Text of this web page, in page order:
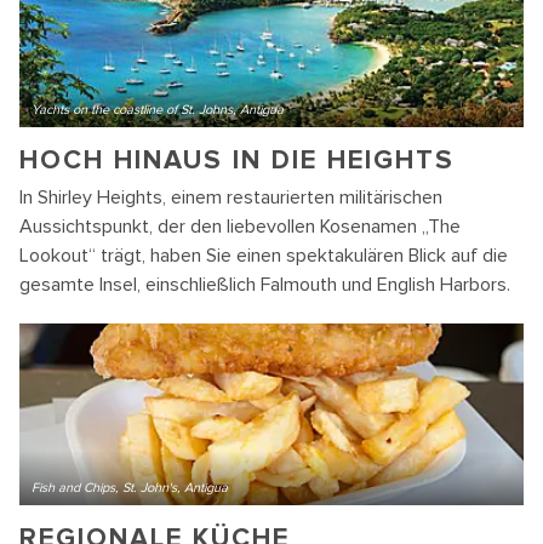
Yachts on the coastline of St. Johns, Antigua
HOCH HINAUS IN DIE HEIGHTS
In Shirley Heights, einem restaurierten militärischen
Aussichtspunkt, der den liebevollen Kosenamen „The
Lookout“ trägt, haben Sie einen spektakulären Blick auf die
gesamte Insel, einschließlich Falmouth und English Harbors.
Fish and Chips, St. John's, Antigua